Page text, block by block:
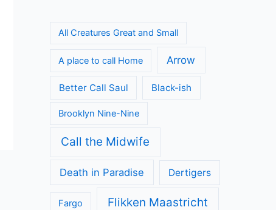
All Creatures Great and Small
A place to call Home Arrow
Better Call Saul Black-ish
Brooklyn Nine-Nine
Call the Midwife
Death in Paradise Dertigers
Fargo Flikken Maastricht